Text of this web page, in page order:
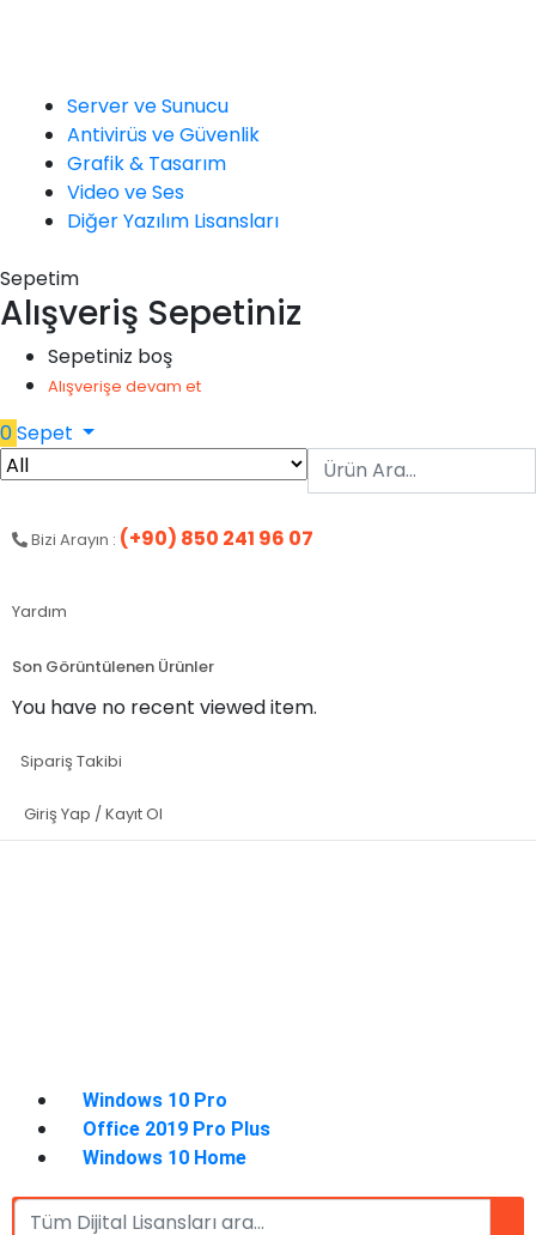
Server ve Sunucu
Antivirüs ve Güvenlik
Grafik & Tasarım
Video ve Ses
Diğer Yazılım Lisansları
Sepetim
Alışveriş Sepetiniz
Sepetiniz boş
Alışverişe devam et
0Sepet
Bizi Arayın : (+90) 850 241 96 07
Yardım
Son Görüntülenen Ürünler
You have no recent viewed item.
Sipariş Takibi
Giriş Yap / Kayıt Ol
Windows 10 Pro
Office 2019 Pro Plus
Windows 10 Home